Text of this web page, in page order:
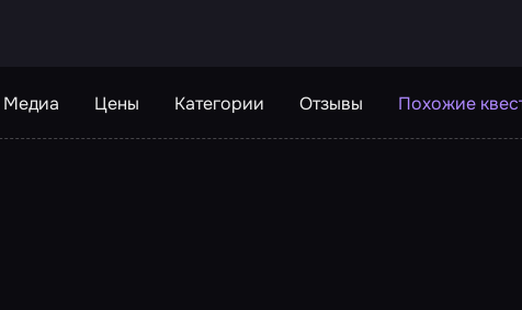
Медиа Цены Категории Отзывы Похожие